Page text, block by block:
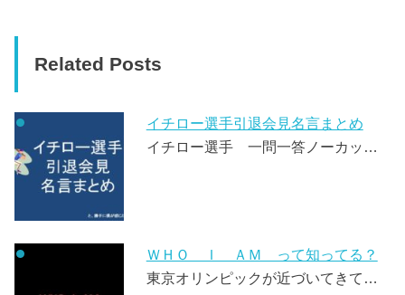
Related Posts
イチロー選手引退会見名言まとめ
イチロー選手 一問一答ノーカッ…
ＷＨＯ Ｉ ＡＭ って知ってる？
東京オリンピックが近づいてきて…